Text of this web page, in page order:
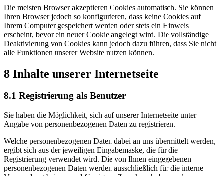
Die meisten Browser akzeptieren Cookies automatisch. Sie können
Ihren Browser jedoch so konfigurieren, dass keine Cookies auf
Ihrem Computer gespeichert werden oder stets ein Hinweis
erscheint, bevor ein neuer Cookie angelegt wird. Die vollständige
Deaktivierung von Cookies kann jedoch dazu führen, dass Sie nicht
alle Funktionen unserer Website nutzen können.
8 Inhalte unserer Internetseite
8.1 Registrierung als Benutzer
Sie haben die Möglichkeit, sich auf unserer Internetseite unter
Angabe von personenbezogenen Daten zu registrieren.
Welche personenbezogenen Daten dabei an uns übermittelt werden,
ergibt sich aus der jeweiligen Eingabemaske, die für die
Registrierung verwendet wird. Die von Ihnen eingegebenen
personenbezogenen Daten werden ausschließlich für die interne